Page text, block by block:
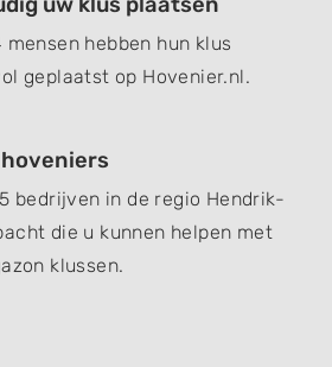
mensen hebben hun klus
geplaatst op Hovenier.nl.
bedrijven in de regio Hendrik-
die u kunnen helpen met
klussen.